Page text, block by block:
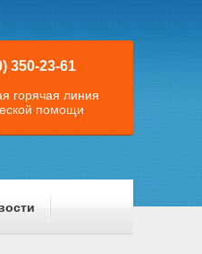
350-23-61
горячая линия
помощи